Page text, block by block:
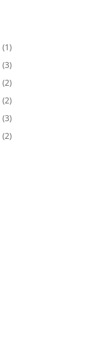
(1)
(3)
(2)
(2)
(3)
(2)